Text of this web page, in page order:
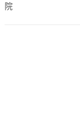
院